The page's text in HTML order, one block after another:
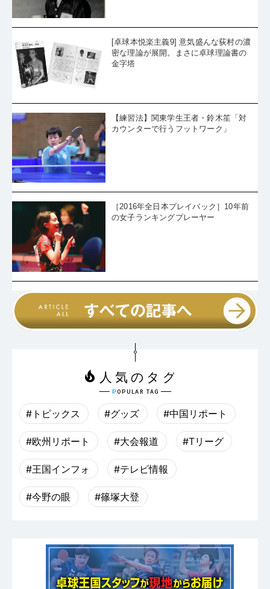
[卓球本悦楽主義9] 意気盛んな荻村の濃
密な理論が展開。まさに卓球理論書の
金字塔
【練習法】関東学生王者・鈴木笙「対
カウンターで行うフットワーク」
［2016年全日本プレイバック］10年前
の女子ランキングプレーヤー
#トピックス #グッズ #中国リポート
#欧州リポート #大会報道 #Tリーグ
#王国インフォ #テレビ情報
#今野の眼 #篠塚大登